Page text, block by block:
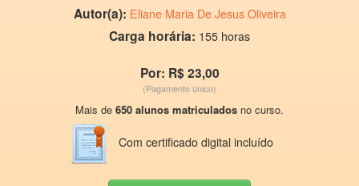
Autor(a): Eliane Maria De Jesus Oliveira
Carga horária: 155 horas
Por: R$ 23,00
(Pagamento único)
Mais de 650 alunos matriculados no curso.
Com certificado digital incluído